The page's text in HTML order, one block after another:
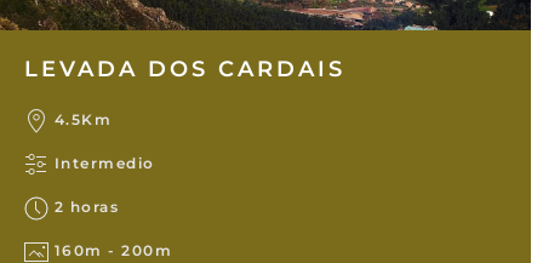
LEVADA DOS CARDAIS
4.5Km
Intermedio
2 horas
160m - 200m